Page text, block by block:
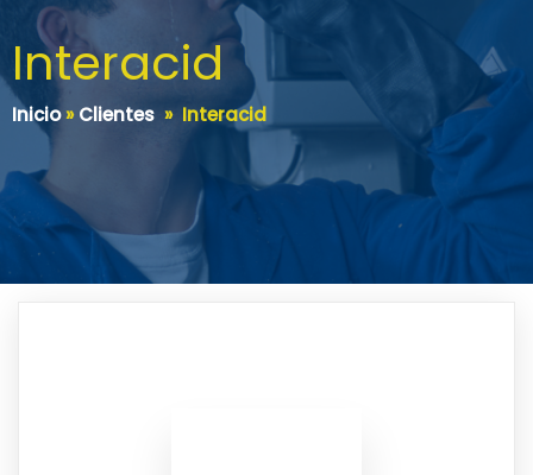
Interacid
Inicio»Clientes » Interacid